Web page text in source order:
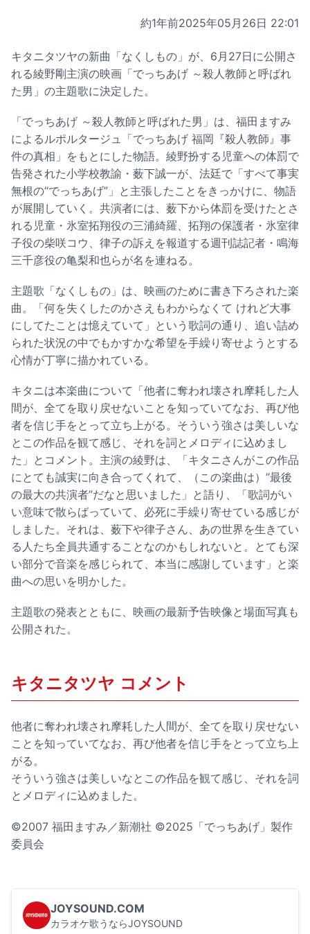
約1年前2025年05月26日 22:01
キタニタツヤの新曲「なくしもの」が、6月27日に公開さ
れる綾野剛主演の映画「でっちあげ ～殺人教師と呼ばれ
た男」の主題歌に決定した。
「でっちあげ ～殺人教師と呼ばれた男」は、福田ますみ
によるルポルタージュ「でっちあげ 福岡『殺人教師』事
件の真相」をもとにした物語。綾野扮する児童への体罰で
告発された小学校教諭・薮下誠一が、法廷で「すべて事実
無根の“でっちあげ”」と主張したことをきっかけに、物語
が展開していく。共演者には、薮下から体罰を受けたとさ
れる児童・氷室拓翔役の三浦綺羅、拓翔の保護者・氷室律
子役の柴咲コウ、律子の訴えを報道する週刊誌記者・鳴海
三千彦役の亀梨和也らが名を連ねる。
主題歌「なくしもの」は、映画のために書き下ろされた楽
曲。「何を失くしたのかさえもわからなくて けれど大事
にしてたことは憶えていて」という歌詞の通り、追い詰め
られた状況の中でもかすかな希望を手繰り寄せようとする
心情が丁寧に描かれている。
キタニは本楽曲について「他者に奪われ壊され摩耗した人
間が、全てを取り戻せないことを知っていてなお、再び他
者を信じ手をとって立ち上がる。そういう強さは美しいな
とこの作品を観て感じ、それを詞とメロディに込めまし
た」とコメント。主演の綾野は、「キタニさんがこの作品
にとても誠実に向き合ってくれて、（この楽曲は）”最後
の最大の共演者”だなと思いました」と語り、「歌詞がい
い意味で散らばっていて、必死に手繰り寄せている感じが
しました。それは、薮下や律子さん、あの世界を生きてい
る人たち全員共通することなのかもしれないと。とても深
い部分で音楽を感じられて、本当に感謝しています」と楽
曲への思いを明かした。
主題歌の発表とともに、映画の最新予告映像と場面写真も
公開された。
キタニタツヤ コメント
他者に奪われ壊され摩耗した人間が、全てを取り戻せない
ことを知っていてなお、再び他者を信じ手をとって立ち上
がる。
そういう強さは美しいなとこの作品を観て感じ、それを詞
とメロディに込めました。
©2007 福田ますみ／新潮社 ©2025「でっちあげ」製作
委員会
JOYSOUND.COM
カラオケ歌うならJOYSOUND